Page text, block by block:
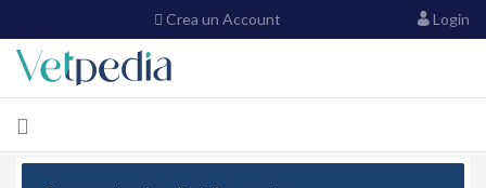
Crea un Account Login